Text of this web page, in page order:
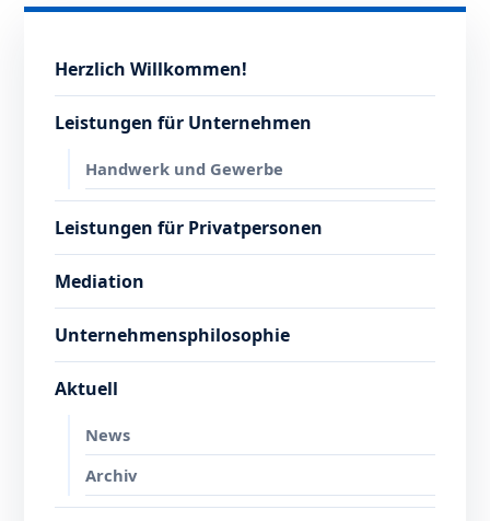
Herzlich Willkommen!
Leistungen für Unternehmen
Handwerk und Gewerbe
Leistungen für Privatpersonen
Mediation
Unternehmensphilosophie
Aktuell
News
Archiv